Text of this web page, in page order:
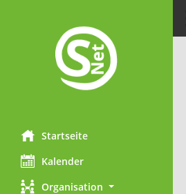
Startseite
Kalender
Organisation